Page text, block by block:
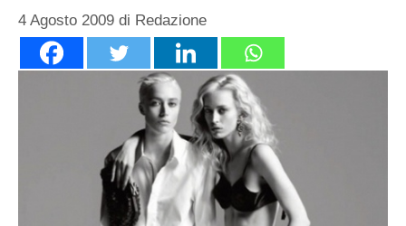
4 Agosto 2009 di Redazione